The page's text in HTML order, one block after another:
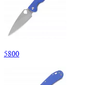
5800